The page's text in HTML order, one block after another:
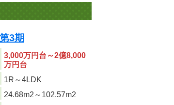
3期
3,000万円台～2億8,000
万円台
1R～4LDK
24.68m2 ～102.57m2